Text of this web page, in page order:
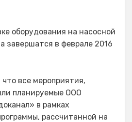
оборудования на насосной
завершатся в феврале 2016
все мероприятия,
планируемые ООО
в рамках
рассчитанной на